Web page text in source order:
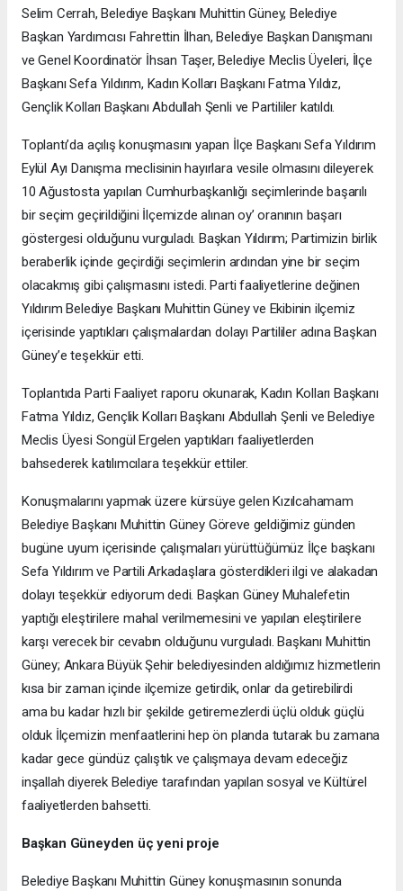
Selim Cerrah, Belediye Başkanı Muhittin Güney, Belediye
Başkan Yardımcısı Fahrettin İlhan, Belediye Başkan Danışmanı
ve Genel Koordinatör İhsan Taşer, Belediye Meclis Üyeleri, İlçe
Başkanı Sefa Yıldırım, Kadın Kolları Başkanı Fatma Yıldız,
Gençlik Kolları Başkanı Abdullah Şenli ve Partililer katıldı.
Toplantı’da açılış konuşmasını yapan İlçe Başkanı Sefa Yıldırım
Eylül Ayı Danışma meclisinin hayırlara vesile olmasını dileyerek
10 Ağustosta yapılan Cumhurbaşkanlığı seçimlerinde başarılı
bir seçim geçirildiğini İlçemizde alınan oy’ oranının başarı
göstergesi olduğunu vurguladı. Başkan Yıldırım; Partimizin birlik
beraberlik içinde geçirdiği seçimlerin ardından yine bir seçim
olacakmış gibi çalışmasını istedi. Parti faaliyetlerine değinen
Yıldırım Belediye Başkanı Muhittin Güney ve Ekibinin ilçemiz
içerisinde yaptıkları çalışmalardan dolayı Partililer adına Başkan
Güney’e teşekkür etti.
Toplantıda Parti Faaliyet raporu okunarak, Kadın Kolları Başkanı
Fatma Yıldız, Gençlik Kolları Başkanı Abdullah Şenli ve Belediye
Meclis Üyesi Songül Ergelen yaptıkları faaliyetlerden
bahsederek katılımcılara teşekkür ettiler.
Konuşmalarını yapmak üzere kürsüye gelen Kızılcahamam
Belediye Başkanı Muhittin Güney Göreve geldiğimiz günden
bugüne uyum içerisinde çalışmaları yürüttüğümüz İlçe başkanı
Sefa Yıldırım ve Partili Arkadaşlara gösterdikleri ilgi ve alakadan
dolayı teşekkür ediyorum dedi. Başkan Güney Muhalefetin
yaptığı eleştirilere mahal verilmemesini ve yapılan eleştirilere
karşı verecek bir cevabın olduğunu vurguladı. Başkanı Muhittin
Güney; Ankara Büyük Şehir belediyesinden aldığımız hizmetlerin
kısa bir zaman içinde ilçemize getirdik, onlar da getirebilirdi
ama bu kadar hızlı bir şekilde getiremezlerdi üçlü olduk güçlü
olduk İlçemizin menfaatlerini hep ön planda tutarak bu zamana
kadar gece gündüz çalıştık ve çalışmaya devam edeceğiz
inşallah diyerek Belediye tarafından yapılan sosyal ve Kültürel
faaliyetlerden bahsetti.
Başkan Güneyden üç yeni proje
Belediye Başkanı Muhittin Güney konuşmasının sonunda